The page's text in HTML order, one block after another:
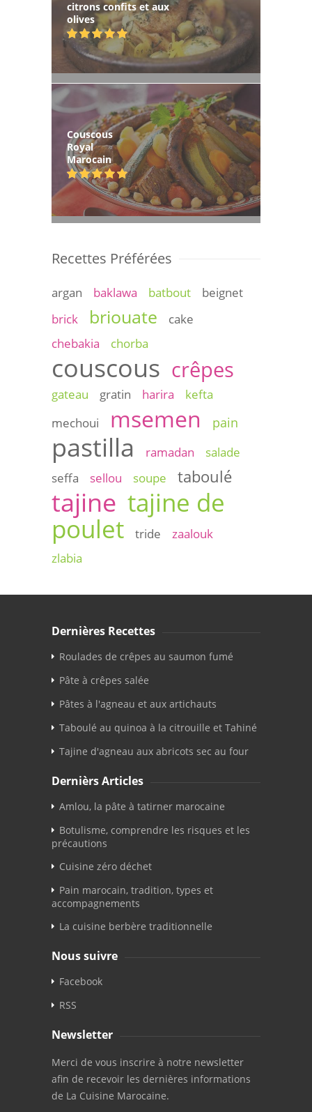
citrons confits et aux
olives
Couscous
Royal
Marocain
Recettes Préférées
argan baklawa batbout
beignet
brick
briouate
cake
chebakia
chorba
couscous crêpes
gateau gratin harira
kefta
mechoui
msemen pain
pastilla ramadan
salade
seffa
sellou soupe taboulé
tajine tajine de
poulet
tride
zaalouk
zlabia
Dernières Recettes
Roulades de crêpes au saumon fumé
Pâte à crêpes salée
Pâtes à l'agneau et aux artichauts
Taboulé au quinoa à la citrouille et Tahiné
Tajine d'agneau aux abricots sec au four
Dernièrs Articles
Amlou, la pâte à tatirner marocaine
Botulisme, comprendre les risques et les
précautions
Cuisine zéro déchet
Pain marocain, tradition, types et
accompagnements
La cuisine berbère traditionnelle
Nous suivre
Facebook
RSS
Newsletter
Merci de vous inscrire à notre newsletter
afin de recevoir les dernières informations
de La Cuisine Marocaine.